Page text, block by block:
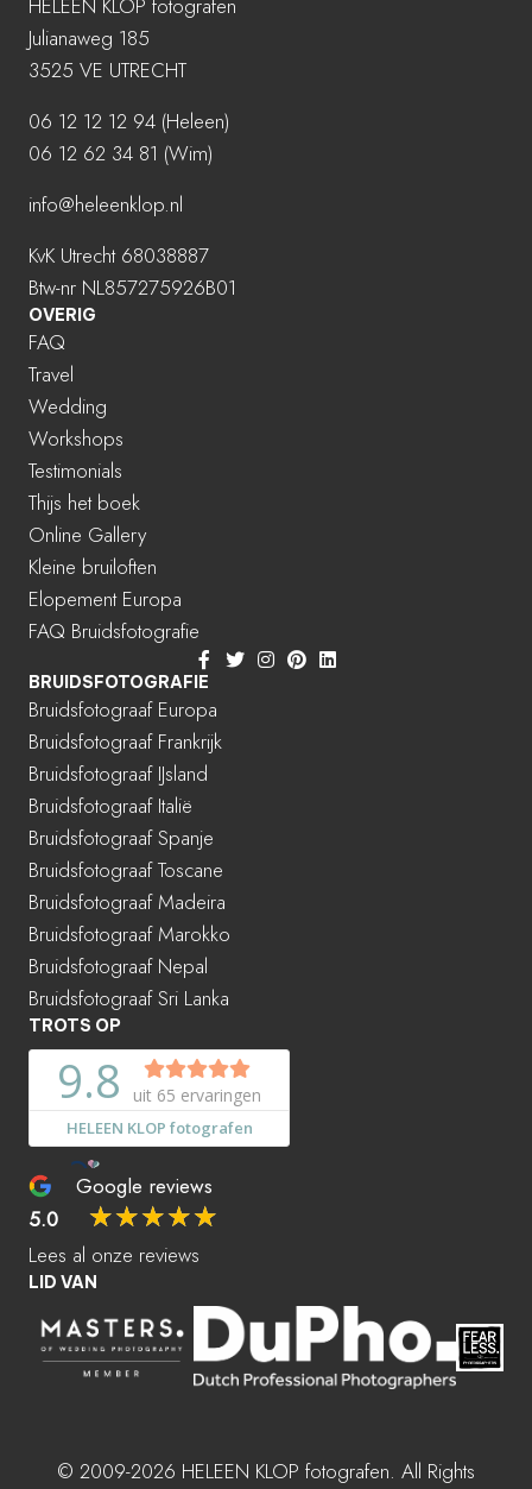
Julianaweg 185
3525 VE UTRECHT
06 12 12 12 94 (Heleen)
06 12 62 34 81 (Wim)
info@heleenklop.nl
KvK Utrecht 68038887
Btw-nr NL857275926B01
OVERIG
FAQ
Travel
Wedding
Workshops
Testimonials
Thijs het boek
Online Gallery
Kleine bruiloften
Elopement Europa
FAQ Bruidsfotografie
BRUIDSFOTOGRAFIE
Bruidsfotograaf Europa
Bruidsfotograaf Frankrijk
Bruidsfotograaf IJsland
Bruidsfotograaf Italië
Bruidsfotograaf Spanje
Bruidsfotograaf Toscane
Bruidsfotograaf Madeira
Bruidsfotograaf Marokko
Bruidsfotograaf Nepal
Bruidsfotograaf Sri Lanka
TROTS OP
Google reviews
5.0
☆☆☆☆☆
Lees al onze reviews
LID VAN
© 2009-2026 HELEEN KLOP fotografen. All Rights